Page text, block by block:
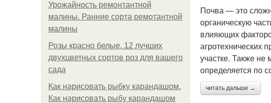
Урожайность ремонтантной
малины. Ранние сорта ремотантной
малины
Розы красно белые. 12 лучших
двухцветных сортов роз для вашего
сада
Как нарисовать рыбку карандашом.
Как нарисовать рыбу карандашом
Почва — это
органическую
влияющих
агротехнических
участке. Также не
определяется по
читать дальше →